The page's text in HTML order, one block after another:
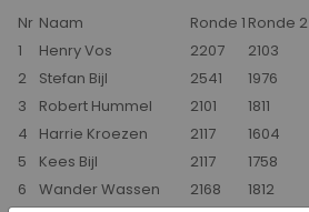
Nr Naam Ronde 1 Ronde 2
1
Henry Vos 2207 2103
2
Stefan Bijl 2541 1976
3
Robert Hummel 2101 1811
4
Harrie Kroezen 2117 1604
5
Kees Bijl 2117 1758
6
Wander Wassen 2168 1812